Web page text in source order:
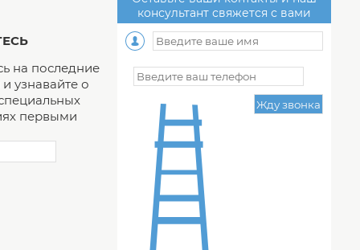
на последние
узнавайте о
первыми
консультант свяжется с вами